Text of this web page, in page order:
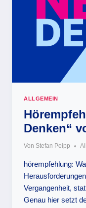
ALLGEMEIN
Denken“
Von Stefan Peipp
hörempfehlung:
Vergangenheit,
Genau hier setzt